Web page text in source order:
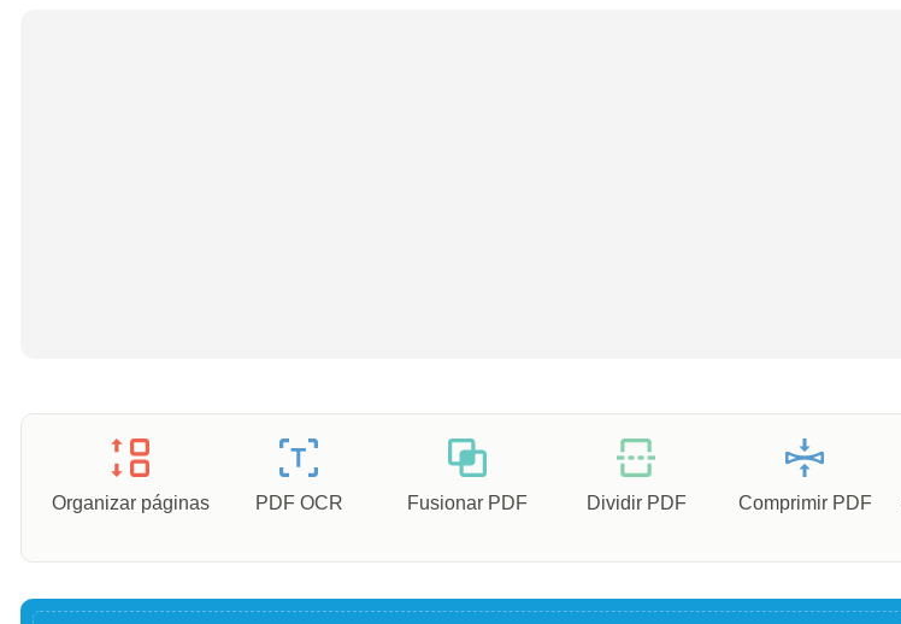
Organizar páginas PDF OCR Fusionar PDF Dividir PDF Comprimir PDF